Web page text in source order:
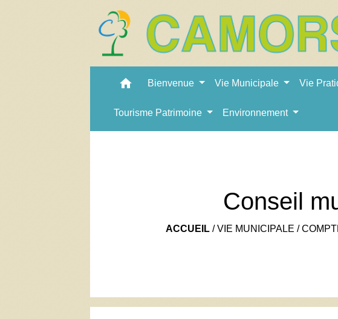
home Bienvenue Vie Municipale Vie
Tourisme Patrimoine Environnement
Conseil
ACCUEIL/VIE MUNICIPALE /